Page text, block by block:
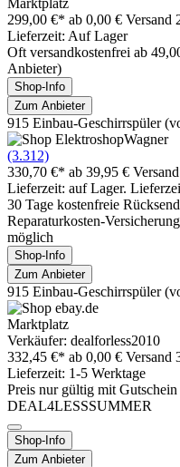
299,00 €* ab 0,00 € Versand
Lieferzeit: Auf Lager
Oft versandkostenfrei ab
Anbieter)
Shop-Info
Zum Anbieter
915 Einbau-Geschirrspüler
(3.312)
330,70 €* ab 39,95 € Versand
Lieferzeit: auf Lager.
30 Tage kostenfreie
Reparaturkosten-
möglich
Shop-Info
Zum Anbieter
915 Einbau-Geschirrspüler
Marktplatz
Verkäufer: dealforless2010
332,45 €* ab 0,00 € Versand
Lieferzeit: 1-5 Werktage
Preis nur gültig mit Gutschein
DEAL4LESSSUMMER
Shop-Info
Zum Anbieter